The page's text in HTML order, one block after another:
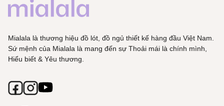
Mialala là thương hiệu đồ lót, đồ ngủ thiết kế hàng đầu Việt Nam.
Sứ mệnh của Mialala là mang đến sự Thoải mái là chính mình,
Hiểu biết & Yêu thương.